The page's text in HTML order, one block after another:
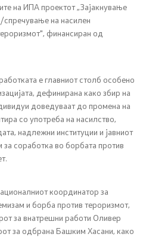
на ИПА проектот „Зајакнување
спречување на насилен
финансиран од
е главниот столб особено
дефинирана како збир на
доведуваат до промена на
со употреба на насилство,
надлежни институции и јавниот
соработка во борбата против
координатор за
и борба против тероризмот,
за внатрешни работи Оливер
за одбрана Башким Хасани, како